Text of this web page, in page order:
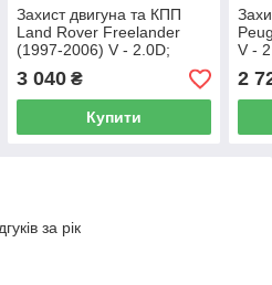
Захист двигуна та КПП
Land Rover Freelander
(1997-2006) V - 2.0D;
МКПП
3 040₴
Купити
V -
2
за рік